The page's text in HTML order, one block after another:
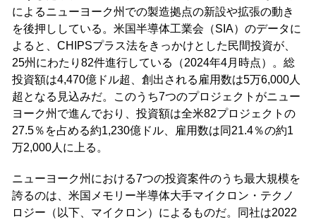
によるニューヨーク州での製造拠点の新設や拡張の動き
を後押ししている。米国半導体工業会（SIA）のデータに
よると、CHIPSプラス法をきっかけとした民間投資が、
25州にわたり82件進行している（2024年4月時点）。総
投資額は4,470億ドル超、創出される雇用数は5万6,000人
超となる見込みだ。このうち7つのプロジェクトがニュー
ヨーク州で進んでおり、投資額は全米82プロジェクトの
27.5％を占める約1,230億ドル、雇用数は同21.4％の約1
万2,000人に上る。
ニューヨーク州における7つの投資案件のうち最大規模を
誇るのは、米国メモリー半導体大手マイクロン・テクノ
ロジー（以下、マイクロン）によるものだ。同社は2022